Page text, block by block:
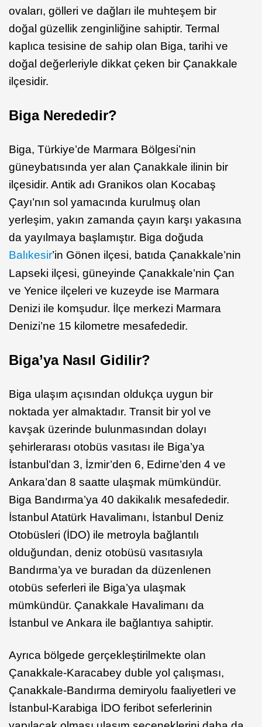
ovaları, gölleri ve dağları ile muhteşem bir
doğal güzellik zenginliğine sahiptir. Termal
kaplıca tesisine de sahip olan Biga, tarihi ve
doğal değerleriyle dikkat çeken bir Çanakkale
ilçesidir.
Biga Nerededir?
Biga, Türkiye’de Marmara Bölgesi’nin
güneybatısında yer alan Çanakkale ilinin bir
ilçesidir. Antik adı Granikos olan Kocabaş
Çayı’nın sol yamacında kurulmuş olan
yerleşim, yakın zamanda çayın karşı yakasına
da yayılmaya başlamıştır. Biga doğuda
Balıkesir’in Gönen ilçesi, batıda Çanakkale’nin
Lapseki ilçesi, güneyinde Çanakkale’nin Çan
ve Yenice ilçeleri ve kuzeyde ise Marmara
Denizi ile komşudur. İlçe merkezi Marmara
Denizi’ne 15 kilometre mesafededir.
Biga’ya Nasıl Gidilir?
Biga ulaşım açısından oldukça uygun bir
noktada yer almaktadır. Transit bir yol ve
kavşak üzerinde bulunmasından dolayı
şehirlerarası otobüs vasıtası ile Biga’ya
İstanbul’dan 3, İzmir’den 6, Edirne’den 4 ve
Ankara’dan 8 saatte ulaşmak mümkündür.
Biga Bandırma’ya 40 dakikalık mesafededir.
İstanbul Atatürk Havalimanı, İstanbul Deniz
Otobüsleri (İDO) ile metroyla bağlantılı
olduğundan, deniz otobüsü vasıtasıyla
Bandırma’ya ve buradan da düzenlenen
otobüs seferleri ile Biga’ya ulaşmak
mümkündür. Çanakkale Havalimanı da
İstanbul ve Ankara ile bağlantıya sahiptir.
Ayrıca bölgede gerçekleştirilmekte olan
Çanakkale-Karacabey duble yol çalışması,
Çanakkale-Bandırma demiryolu faaliyetleri ve
İstanbul-Karabiga İDO feribot seferlerinin